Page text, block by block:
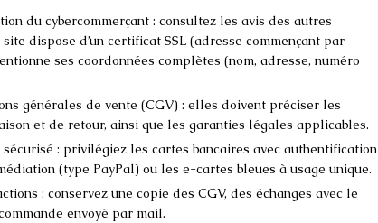
du cybercommerçant : consultez les avis des autres
dispose d’un certificat SSL (adresse commençant par
ses coordonnées complètes (nom, adresse, numéro
générales de vente (CGV) : elles doivent préciser les
et de retour, ainsi que les garanties légales applicables.
: privilégiez les cartes bancaires avec authentification
(type PayPal) ou les e-cartes bleues à usage unique.
: conservez une copie des CGV, des échanges avec le
envoyé par mail.